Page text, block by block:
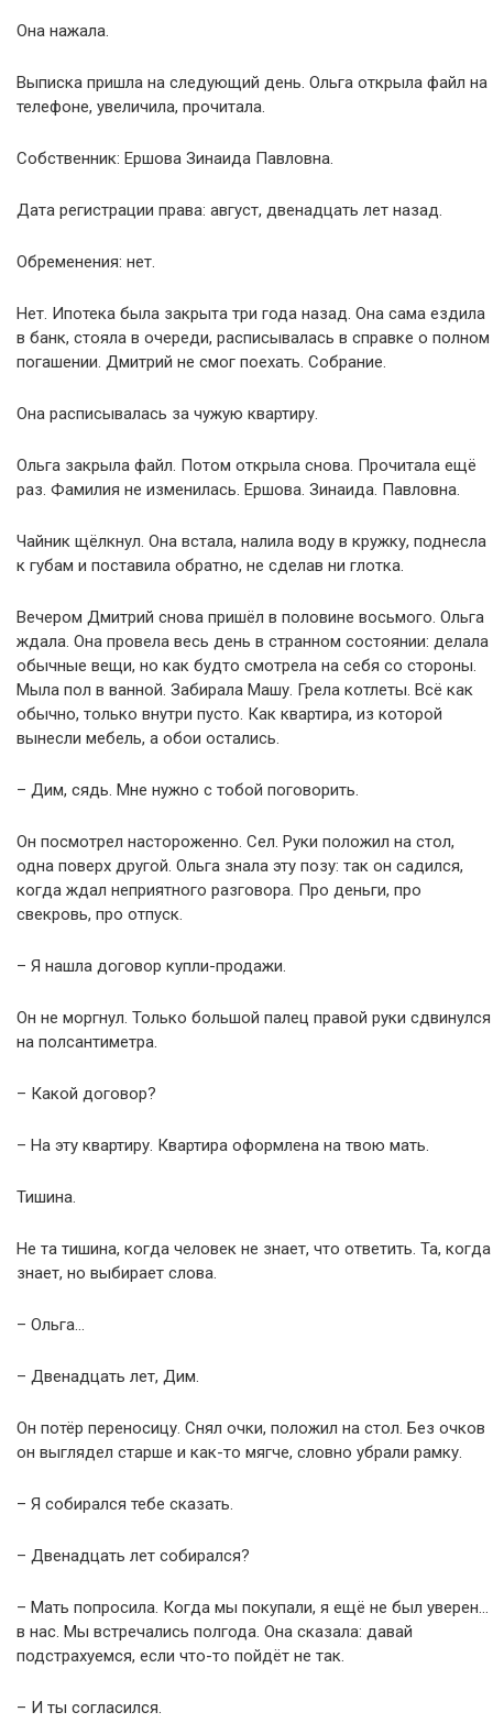
Она нажала.
Выписка пришла на следующий день. Ольга открыла файл на
телефоне, увеличила, прочитала.
Собственник: Ершова Зинаида Павловна.
Дата регистрации права: август, двенадцать лет назад.
Обременения: нет.
Нет. Ипотека была закрыта три года назад. Она сама ездила
в банк, стояла в очереди, расписывалась в справке о полном
погашении. Дмитрий не смог поехать. Собрание.
Она расписывалась за чужую квартиру.
Ольга закрыла файл. Потом открыла снова. Прочитала ещё
раз. Фамилия не изменилась. Ершова. Зинаида. Павловна.
Чайник щёлкнул. Она встала, налила воду в кружку, поднесла
к губам и поставила обратно, не сделав ни глотка.
Вечером Дмитрий снова пришёл в половине восьмого. Ольга
ждала. Она провела весь день в странном состоянии: делала
обычные вещи, но как будто смотрела на себя со стороны.
Мыла пол в ванной. Забирала Машу. Грела котлеты. Всё как
обычно, только внутри пусто. Как квартира, из которой
вынесли мебель, а обои остались.
– Дим, сядь. Мне нужно с тобой поговорить.
Он посмотрел настороженно. Сел. Руки положил на стол,
одна поверх другой. Ольга знала эту позу: так он садился,
когда ждал неприятного разговора. Про деньги, про
свекровь, про отпуск.
– Я нашла договор купли-продажи.
Он не моргнул. Только большой палец правой руки сдвинулся
на полсантиметра.
– Какой договор?
– На эту квартиру. Квартира оформлена на твою мать.
Тишина.
Не та тишина, когда человек не знает, что ответить. Та, когда
знает, но выбирает слова.
– Ольга…
– Двенадцать лет, Дим.
Он потёр переносицу. Снял очки, положил на стол. Без очков
он выглядел старше и как-то мягче, словно убрали рамку.
– Я собирался тебе сказать.
– Двенадцать лет собирался?
– Мать попросила. Когда мы покупали, я ещё не был уверен…
в нас. Мы встречались полгода. Она сказала: давай
подстрахуемся, если что-то пойдёт не так.
– И ты согласился.